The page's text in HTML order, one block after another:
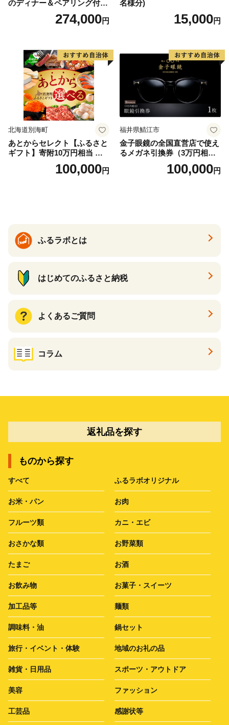
のディナー＆ペアリング付宿
泊プラン＜デラックスツイン
274,000円
名様分)
15,000円
北海道別海町
あとからセレクト【ふるさと
ギフト】寄附10万円相当 あ
とから選べる！ ギフト いく
ら ほたて 海鮮 牛肉 別海町
ギフト ふるさと納税 ）
100,000円
福井県鯖江市
金子眼鏡の全国直営店で使え
るメガネ引換券（3万円相
100,000円
ふるラボとは
はじめてのふるさと納税
よくあるご質問
コラム
返礼品を探す
ものから探す
すべて ふるラボオリジナル
お米・パン お肉
フルーツ類 カニ・エビ
おさかな類 お野菜類
たまご お酒
お飲み物 お菓子・スイーツ
加工品等 麺類
調味料・油 鍋セット
旅行・イベント・体験 地域のお礼の品
雑貨・日用品 スポーツ・アウトドア
美容 ファッション
工芸品 感謝状等